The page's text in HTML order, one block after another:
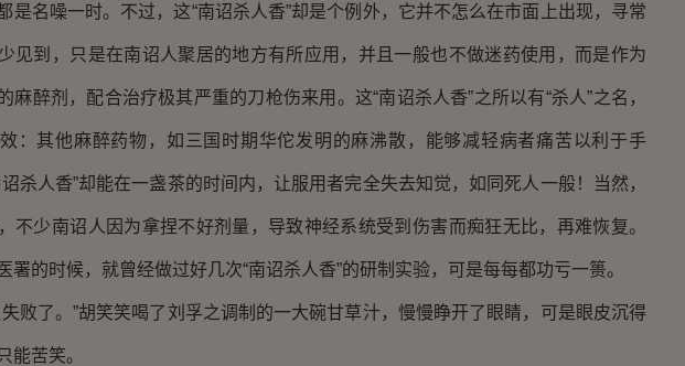
是名噪一时。不过，这“南诏杀人香”却是个例外，它并不怎么在市面上出现，寻常
见到，只是在南诏人聚居的地方有所应用，并且一般也不做迷药使用，而是作为
麻醉剂，配合治疗极其严重的刀枪伤来用。这“南诏杀人香”之所以有“杀人”之名，
：其他麻醉药物，如三国时期华佗发明的麻沸散，能够减轻病者痛苦以利于手
杀人香”却能在一盏茶的时间内，让服用者完全失去知觉，如同死人一般！当然，
不少南诏人因为拿捏不好剂量，导致神经系统受到伤害而痴狂无比，再难恢复。
署的时候，就曾经做过好几次“南诏杀人香”的研制实验，可是每每都功亏一篑。
败了。”胡笑笑喝了刘孚之调制的一大碗甘草汁，慢慢睁开了眼睛，可是眼皮沉得
能苦笑。